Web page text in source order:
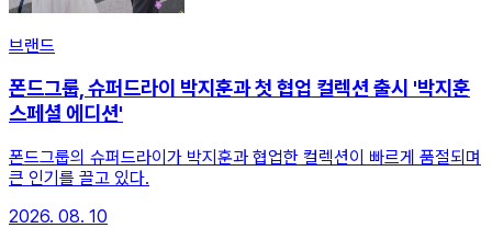
브랜드
폰드그룹, 슈퍼드라이 박지훈과 첫 협업 컬렉션 출시 '박지훈
스페셜 에디션'
폰드그룹의 슈퍼드라이가 박지훈과 협업한 컬렉션이 빠르게 품절되며
큰 인기를 끌고 있다.
2026. 08. 10